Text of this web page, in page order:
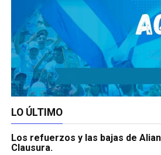
LO ÚLTIMO
Los refuerzos y las bajas de
Clausura.